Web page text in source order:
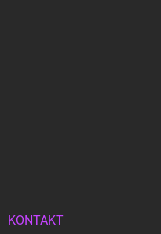
KONTAKT